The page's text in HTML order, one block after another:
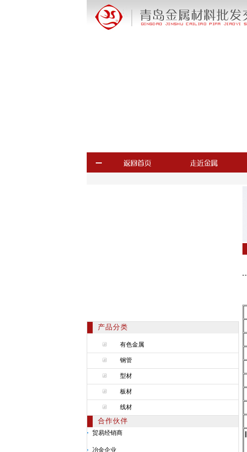
产品分类
有色金属
钢管
型材
板材
线材
合作伙伴
贸易经销商
冶金企业